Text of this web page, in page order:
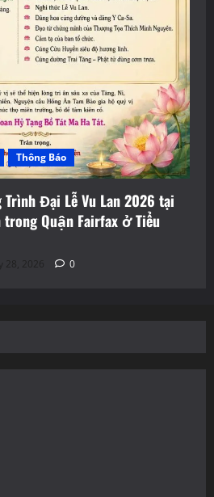
Thông Báo
Đại Lễ Vu Lan 2026 tại
trong Quận Fairfax ở Tiểu
28, 2026 0